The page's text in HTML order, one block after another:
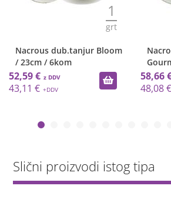
1
grt
Nacrous dub.tanjur Bloom
/ 23cm / 6kom
52,59 €
43,11 €
58,66
48,08 €
Slični proizvodi istog tipa